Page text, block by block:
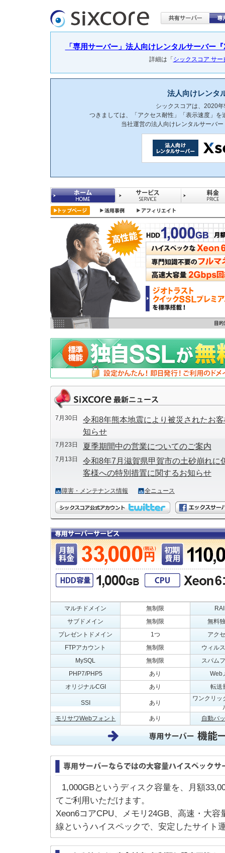
「専用サーバー」法人向けレンタルサーバー
詳細は「 シックスコア サ
法人向けレンタ
シックスコアは、2020
つきましては、「アクセス耐性」「表示速度」
当社運営の法人向けレンタルサーバー
7月30日
令和8年熊本地震により被災されたお
知らせ
7月23日 夏季期間中の営業についてのご案内
7月13日
令和8年7月滋賀県甲賀市の土砂崩れに
客様への特別措置に関するお知らせ
令和8年6月24日からの大雨に伴う災
お客様への特別措置に関するお知らせ
6月2日
台風6号の接近に伴うお問い合わせ窓
新)
4月23日
令和8年岩手県大槌町の林野火災に係
様への特別措置に関するお知らせ
障害・メンテナンス情報 全ニュース
マルチドメイン 無制限
サブドメイン
無制限
無料
プレゼントドメイン
1つ
アク
FTPアカウント
無制限
ウィル
MySQL
無制限
スパム
PHP7/PHP5
あり
Web
オリジナルCGI
あり 転送
SSI あり
ワンクリッ
モリサワWebフォント
あり 自動バ
1,000GBというディスク容量を、月額
てご利用いただけます。
Xeon6コアCPU、メモリ24GB、高速・大容
線というハイスペックで、安定したサイト